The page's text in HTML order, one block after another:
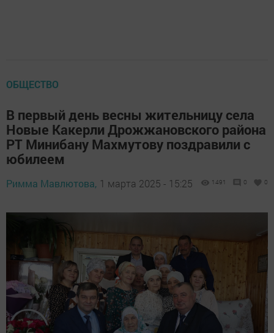
ОБЩЕСТВО
В первый день весны жительницу села
Новые Какерли Дрожжановского района
РТ Минибану Махмутову поздравили с
юбилеем
Римма Мавлютова, 1 марта 2025 - 15:25 1491 0 0